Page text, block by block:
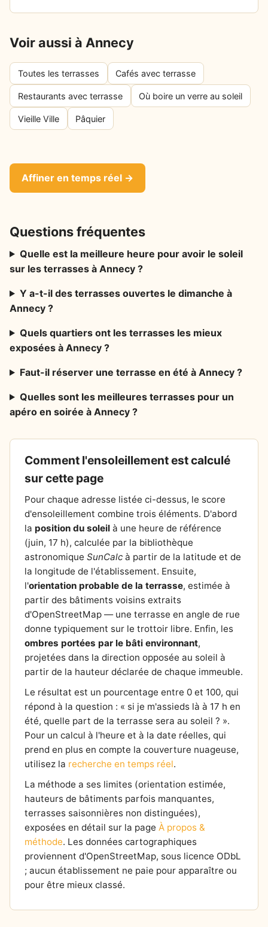
Voir aussi à Annecy
Toutes les terrasses Cafés avec terrasse
Restaurants avec terrasse Où boire un verre au soleil
Vieille Ville Pâquier
Affiner en temps réel →
Questions fréquentes
Quelle est la meilleure heure pour avoir le soleil
sur les terrasses à Annecy ?
Y a-t-il des terrasses ouvertes le dimanche à
Annecy ?
Quels quartiers ont les terrasses les mieux
exposées à Annecy ?
Faut-il réserver une terrasse en été à Annecy ?
Quelles sont les meilleures terrasses pour un
apéro en soirée à Annecy ?
Comment l'ensoleillement est calculé
sur cette page
Pour chaque adresse listée ci-dessus, le score
d'ensoleillement combine trois éléments. D'abord
la position du soleil à une heure de référence
(juin, 17 h), calculée par la bibliothèque
astronomique SunCalc à partir de la latitude et de
la longitude de l'établissement. Ensuite,
l'orientation probable de la terrasse, estimée à
partir des bâtiments voisins extraits
d'OpenStreetMap — une terrasse en angle de rue
donne typiquement sur le trottoir libre. Enfin, les
ombres portées par le bâti environnant,
projetées dans la direction opposée au soleil à
partir de la hauteur déclarée de chaque immeuble.
Le résultat est un pourcentage entre 0 et 100, qui
répond à la question : « si je m'assieds là à 17 h en
été, quelle part de la terrasse sera au soleil ? ».
Pour un calcul à l'heure et à la date réelles, qui
prend en plus en compte la couverture nuageuse,
utilisez la recherche en temps réel.
La méthode a ses limites (orientation estimée,
hauteurs de bâtiments parfois manquantes,
terrasses saisonnières non distinguées),
exposées en détail sur la page À propos &
méthode. Les données cartographiques
proviennent d'OpenStreetMap, sous licence ODbL
; aucun établissement ne paie pour apparaître ou
pour être mieux classé.